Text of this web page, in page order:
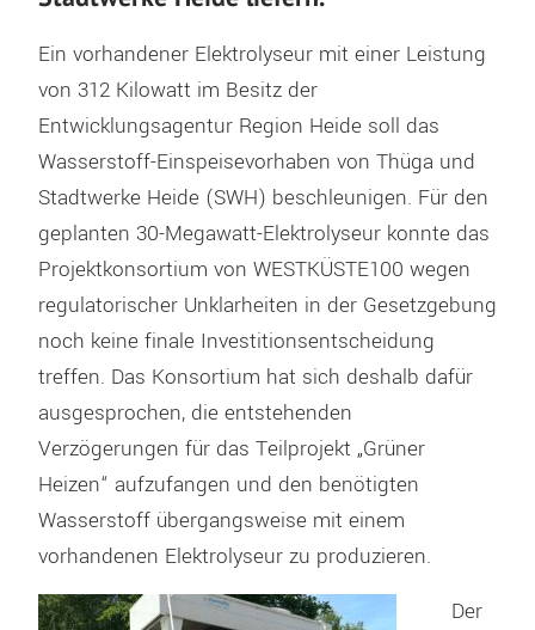
Ein vorhandener Elektrolyseur mit einer Leistung
von 312 Kilowatt im Besitz der
Entwicklungsagentur Region Heide soll das
Wasserstoff-Einspeisevorhaben von Thüga und
Stadtwerke Heide (SWH) beschleunigen. Für den
geplanten 30-Megawatt-Elektrolyseur konnte das
Projektkonsortium von WESTKÜSTE100 wegen
regulatorischer Unklarheiten in der Gesetzgebung
noch keine finale Investitionsentscheidung
treffen. Das Konsortium hat sich deshalb dafür
ausgesprochen, die entstehenden
Verzögerungen für das Teilprojekt „Grüner
Heizen“ aufzufangen und den benötigten
Wasserstoff übergangsweise mit einem
vorhandenen Elektrolyseur zu produzieren.
Der